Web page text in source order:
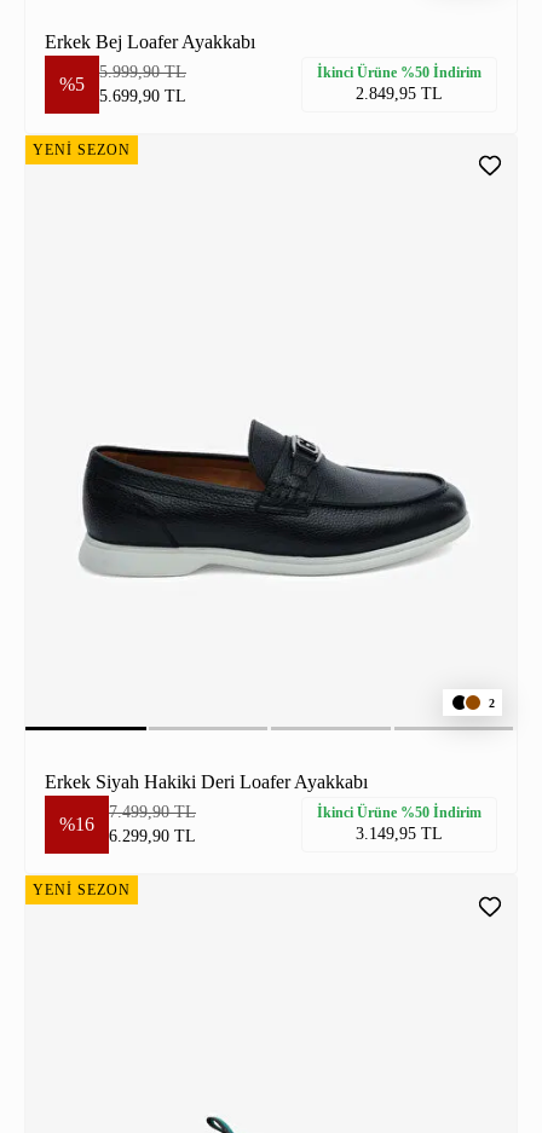
Erkek Bej Loafer Ayakkabı
%5
5.999,90 TL
5.699,90 TL
İkinci Ürüne %50 İndirim
2.849,95 TL
YENİ SEZON
2
Erkek Siyah Hakiki Deri Loafer Ayakkabı
%16
7.499,90 TL
6.299,90 TL
İkinci Ürüne %50 İndirim
3.149,95 TL
YENİ SEZON